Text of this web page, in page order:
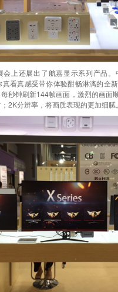
会上还展出了航嘉显示系列产品
看真感受带你体验酣畅淋漓的全
秒钟刷新144帧画面，激烈的画面
2K分辨率，将画质表现的更加细腻。